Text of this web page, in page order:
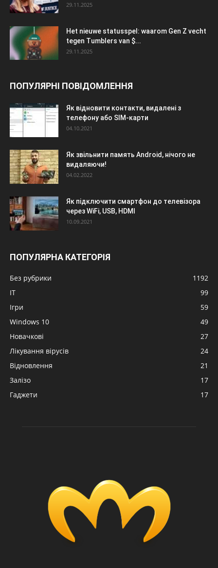
29.11.2025
Het nieuwe statusspel: waarom Gen Z vecht
tegen Tumblers van $...
29.11.2025
ПОПУЛЯРНІ ПОВІДОМЛЕННЯ
Як відновити контакти, видалені з
телефону або SIM-карти
04.10.2021
Як звільнити память Android, нічого не
видаляючи!
04.02.2022
Як підключити смартфон до телевізора
через WiFi, USB, HDMI
10.09.2021
ПОПУЛЯРНА КАТЕГОРІЯ
Без рубрики
1192
IT
99
Ігри
59
Windows 10
49
Новачкові
27
Лікування вірусів
24
Відновлення
21
Залізо
17
Гаджети
17